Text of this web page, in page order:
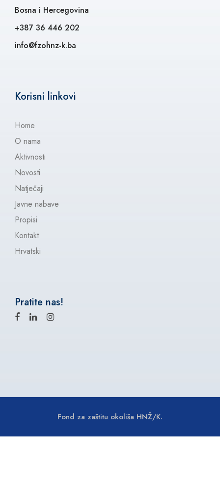
Bosna i Hercegovina
+387 36 446 202
info@fzohnz-k.ba
Korisni linkovi
Home
O nama
Aktivnosti
Novosti
Natječaji
Javne nabave
Propisi
Kontakt
Hrvatski
Pratite nas!
Fond za zaštitu okoliša HNŽ/K.